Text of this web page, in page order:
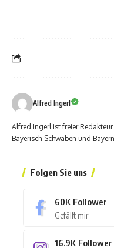
Alfred Ingerl
Alfred Ingerl ist freier
Bayerisch-Schwaben und
Folgen Sie uns
60K Follower
Gefällt mir
16.9K Follower